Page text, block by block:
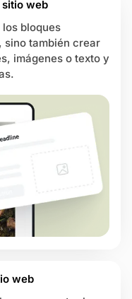
sitio web
bloques
sino también crear
imágenes o texto y
web